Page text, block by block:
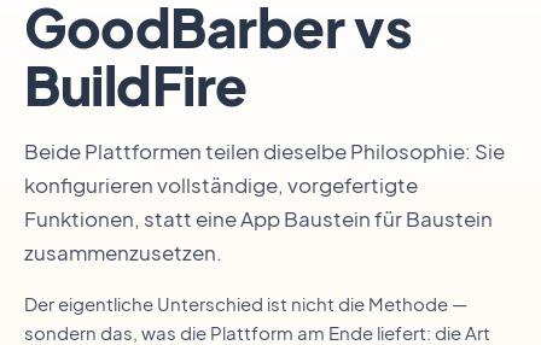
GoodBarber vs
BuildFire
Beide Plattformen teilen dieselbe Philosophie: Sie
konfigurieren vollständige, vorgefertigte
Funktionen, statt eine App Baustein für Baustein
zusammenzusetzen.
Der eigentliche Unterschied ist nicht die Methode —
sondern das, was die Plattform am Ende liefert: die Art